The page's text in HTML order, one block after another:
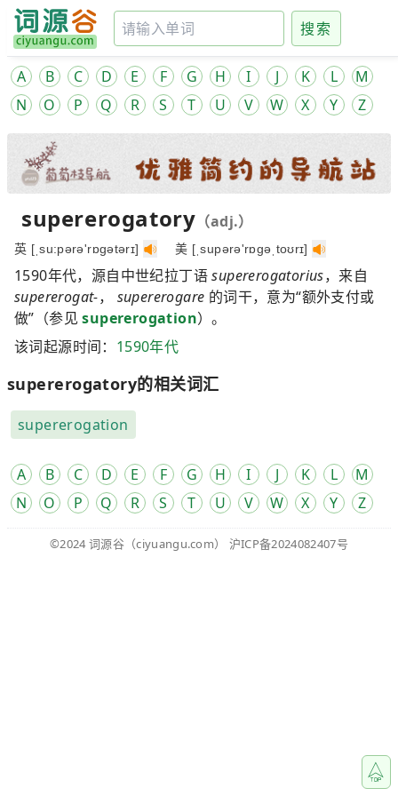
搜索
A B C D E F G H I J K L
M
N
O P Q R S T U V W X Y Z
supererogatory （adj.）
英 [ˌsu:pərə'rɒgətərɪ] 美 [ˌsupərə'rɒgəˌtoʊrɪ]
1590年代，源自中世纪拉丁语supererogatorius，来自
supererogat-， supererogare 的词干，意为“额外支付或
做”（参见supererogation）。
该词起源时间： 1590年代
supererogatory的相关词汇
supererogation
A B C D E F G H I J K L
M
N
O P Q R S T U V W X Y Z
©2024 词源谷 （ciyuangu.com） 沪ICP备2024082407号